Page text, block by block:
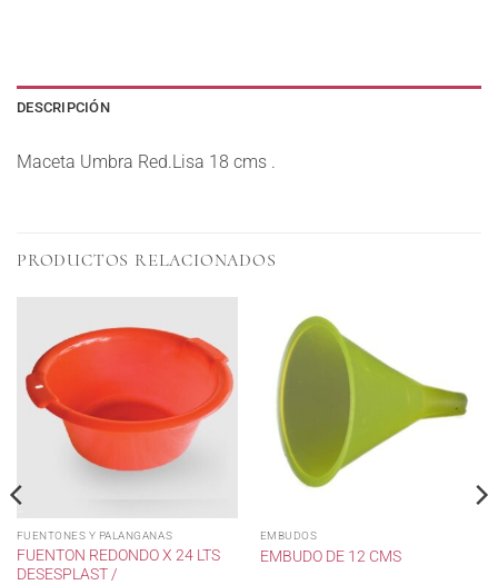
DESCRIPCIÓN
Maceta Umbra Red.Lisa 18 cms .
PRODUCTOS RELACIONADOS
FUENTONES Y PALANGANAS
FUENTON REDONDO X 24 LTS
DESESPLAST /
EMBUDOS
EMBUDO DE 12 CMS